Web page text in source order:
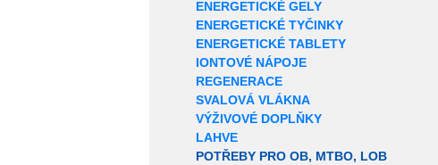
ENERGETICKÉ GELY
ENERGETICKÉ TYČINKY
ENERGETICKÉ TABLETY
IONTOVÉ NÁPOJE
REGENERACE
SVALOVÁ VLÁKNA
VÝŽIVOVÉ DOPLŇKY
LAHVE
POTŘEBY PRO OB, MTBO, LOB